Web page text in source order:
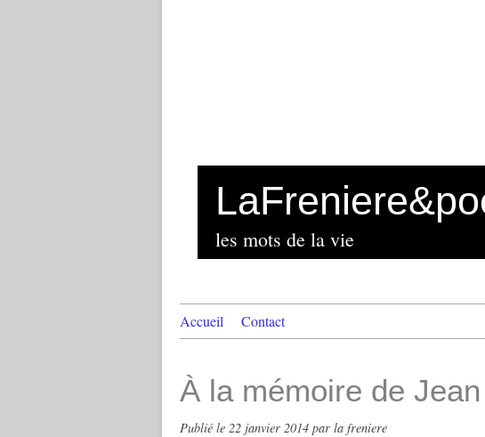
les mots de la vie
Accueil Contact
À la mémoire de
Publié le 22 janvier 2014 par la freniere